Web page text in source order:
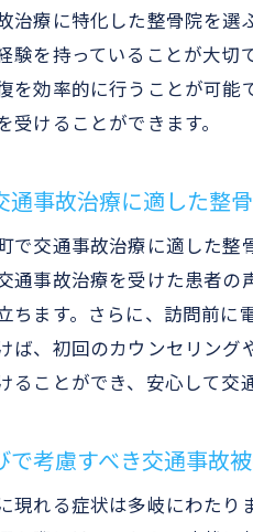
治療に特化した整骨院を選
験を持っていることが大切
を効率的に行うことが可能
受けることができます。
通事故治療に適した整
で交通事故治療に適した整
通事故治療を受けた患者
ちます。さらに、訪問前に
ば、初回のカウンセリン
ることができ、安心して交
で考慮すべき交通事故
現れる症状は多岐にわたり